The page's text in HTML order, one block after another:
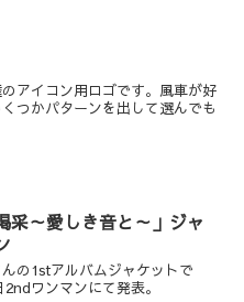
アイコン用ロゴです。風車が好
つかパターンを出して選んでも
采～愛しき音と～」ジャ
の1stアルバムジャケットで
ワンマンにて発表。